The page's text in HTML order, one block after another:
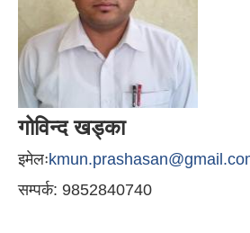
गोविन्द खड्का
इमेलः
सम्पर्क: 9852840740